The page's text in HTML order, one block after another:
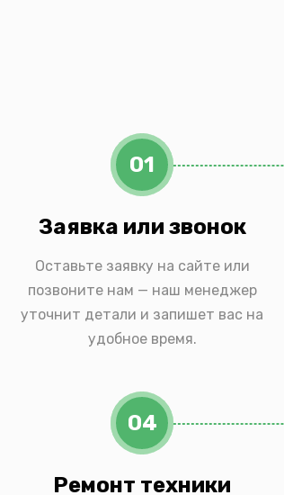
01
Заявка или звонок
Оставьте заявку на сайте или
позвоните нам — наш менеджер
уточнит детали и запишет вас на
удобное время.
04
Ремонт техники